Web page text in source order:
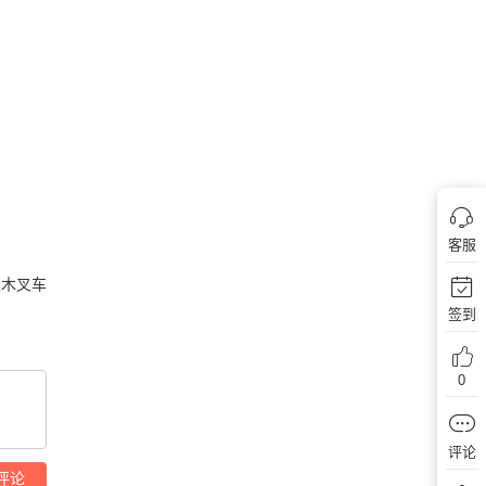
叉车
论
客服
签到
0
评论